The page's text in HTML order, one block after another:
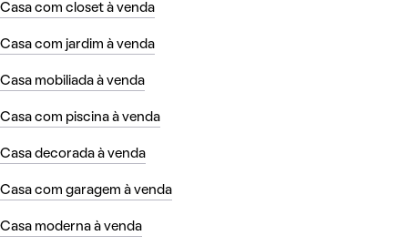
Casa com closet à venda
Casa com jardim à venda
Casa mobiliada à venda
Casa com piscina à venda
Casa decorada à venda
Casa com garagem à venda
Casa moderna à venda